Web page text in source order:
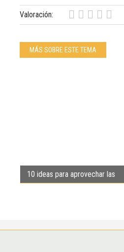
Valoración:
MÁS SOBRE ESTE TEMA
10 ideas para aprovechar las